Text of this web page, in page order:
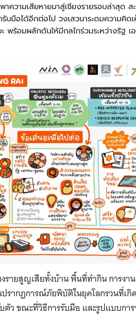
วามเสียหายมาสู่เชียงรายรอบล่าสุด ส
บมือได้อีกต่อไป วงเสวนาระดมความคิด
พร้อมผลักดันให้มีกลไกร่วมระหว่างรัฐ เ
ายสูญเสียทั้งบ้าน พื้นที่ทำกิน การงา
รากฏการณ์ภัยพิบัติในยุคโลกรวนที่เกิ
ว ขณะที่วิธีการรับมือ และรูปแบบกา